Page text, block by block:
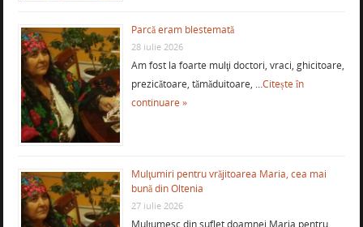
Parcă eram blestemată
28 iulie 2026
Am fost la foarte mulţi doctori, vraci, ghicitoare,
prezicătoare, tămăduitoare, …Citește în
continuare »
Mulţumiri pentru vrăjitoarea Maria, cea mai
bună din Oltenia
27 iulie 2026
Mulţumesc din suflet doamnei Maria pentru